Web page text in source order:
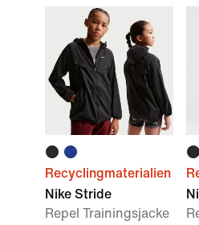
Recyclingmaterialien
Nike Stride
Repel Trainingsjacke